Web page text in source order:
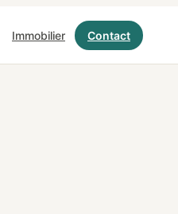
Immobilier Contact